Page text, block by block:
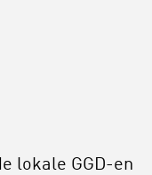
lokale GGD-en